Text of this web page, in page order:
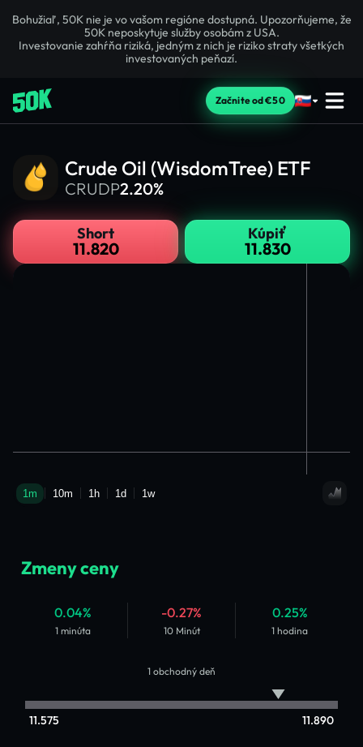
Bohužiaľ, 50K nie je vo vašom regióne dostupná. Upozorňujeme, že
50K neposkytuje služby osobám z USA.
Investovanie zahŕňa riziká, jedným z nich je riziko straty všetkých
investovaných peňazí.
Začnite od €50
Crude Oil (WisdomTree) ETF
CRUDP2.20%
Short
11.820
Kúpiť
11.830
Zmeny ceny
0.04%
1 minúta
-0.27%
10 Minút
0.25%
1 hodina
1 obchodný deň
11.575 11.890